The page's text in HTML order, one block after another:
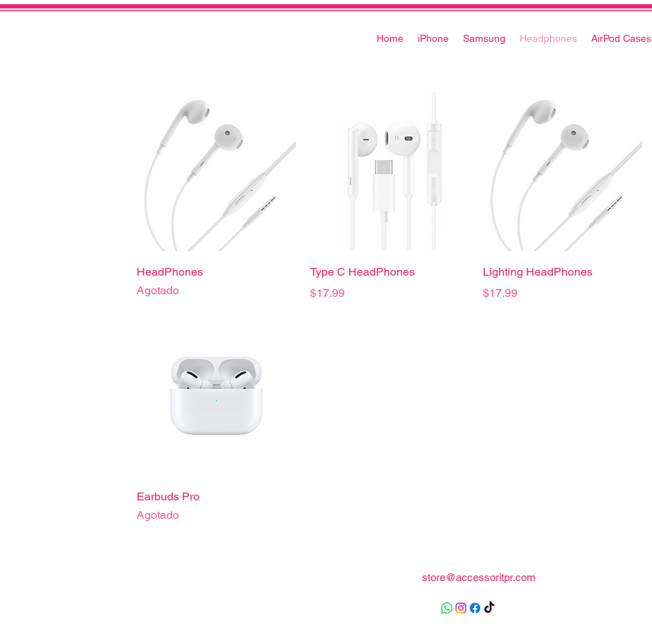
Home iPhone Samsung Headphones AirPod Cases
Vista rápida
HeadPhones
Agotado
Vista rápida
Type C HeadPhones
Precio
$17.99
Vista rápida
Lighting HeadPhones
Precio
$17.99
Vista rápida
Earbuds Pro
Agotado
store@accessoritpr.com